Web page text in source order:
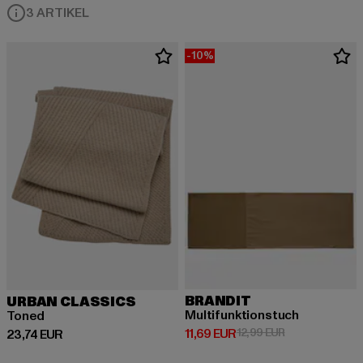
3 ARTIKEL
URBAN CLASSICS
Toned
23,74 EUR
Derzeitiger Preis: 23,74 EUR
-10%
BRANDIT
Multifunktionstuch
11,69 EUR
Derzeitiger Preis: 11,69 EUR
12,99 EURAktionspreis: